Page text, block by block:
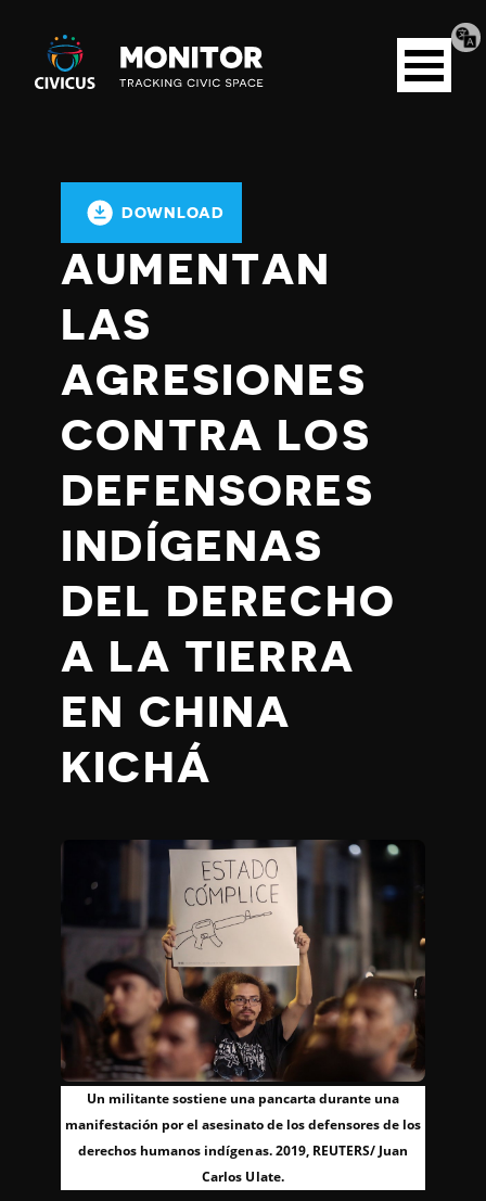
Civicus
Monitor
Open
menu
DOWNLOAD
AUMENTAN
LAS
AGRESIONES
CONTRA LOS
DEFENSORES
INDÍGENAS
DEL DERECHO
A LA TIERRA
EN CHINA
KICHÁ
Un militante sostiene una pancarta durante una
manifestación por el asesinato de los defensores de los
derechos humanos indígenas. 2019, REUTERS/ Juan
Carlos Ulate.